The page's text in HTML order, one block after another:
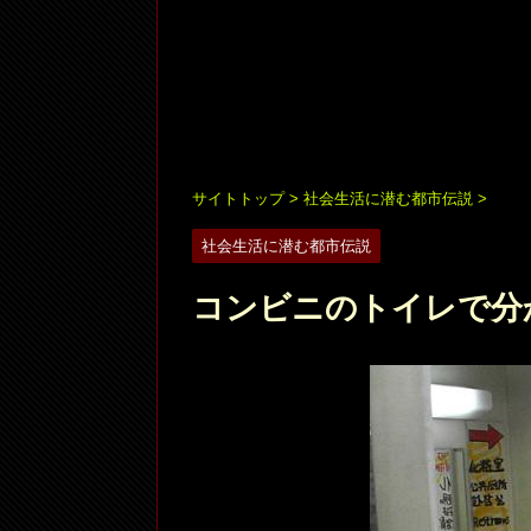
サイトトップ> 社会生活に潜む都市伝説 >
社会生活に潜む都市伝説
コンビニのトイレで